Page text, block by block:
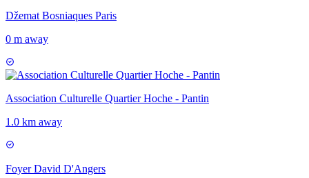
Džemat Bosniaques Paris
0 m away
Association Culturelle Quartier Hoche - Pantin
1.0 km away
Foyer David D'Angers